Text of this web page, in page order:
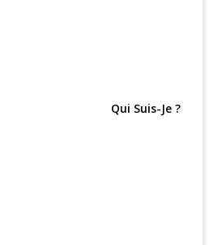
Qui Suis-Je ?